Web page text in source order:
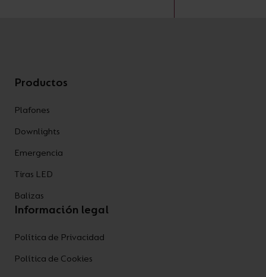
Productos
Plafones
Downlights
Emergencia
Tiras LED
Balizas
Información legal
Política de Privacidad
Política de Cookies